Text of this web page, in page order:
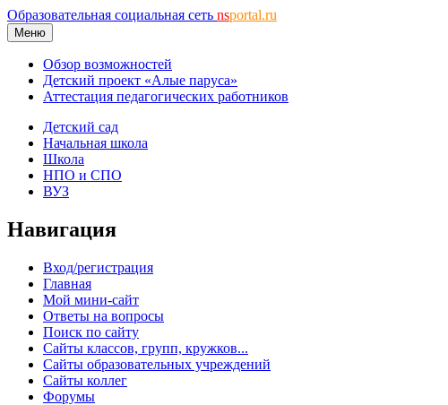
Образовательная социальная сеть nsportal.ru
Меню
Обзор возможностей
Детский проект «Алые паруса»
Аттестация педагогических работников
Детский сад
Начальная школа
Школа
НПО и СПО
ВУЗ
Навигация
Вход/регистрация
Главная
Мой мини-сайт
Ответы на вопросы
Поиск по сайту
Сайты классов, групп, кружков...
Сайты образовательных учреждений
Сайты коллег
Форумы